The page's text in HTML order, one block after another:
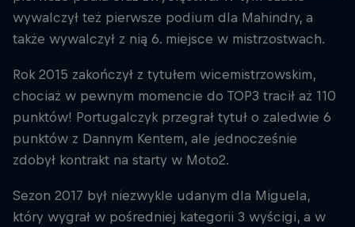
wywalczył też pierwsze podium dla Mahindry, a
także wywalczył z nią 6. miejsce w mistrzostwach.
Rok 2015 zakończył z tytułem wicemistrzowskim,
chociaż w pewnym momencie do TOP3 tracił aż 110
punktów! Portugalczyk przegrał tytuł o zaledwie 6
punktów z Dannym Kentem, ale jednocześnie
zdobył kontrakt na starty w Moto2.
Sezon 2017 był niezwykle udanym dla Miguela,
który wygrał w pośredniej kategorii 3 wyścigi, a w